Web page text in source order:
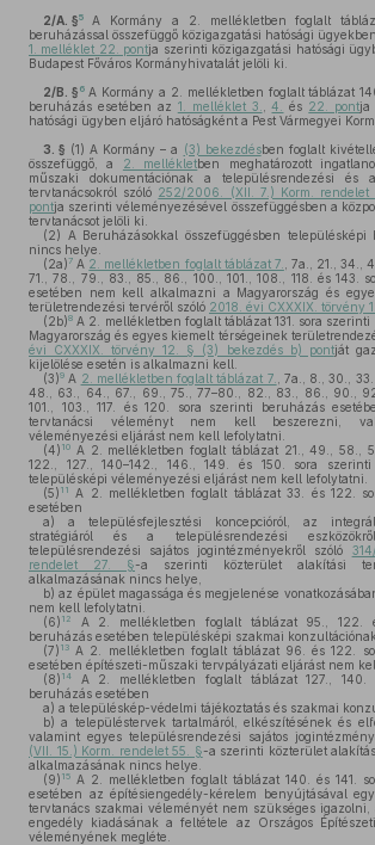
2/A. §5
A Kormány a 2. mellékletben foglalt
beruházással összefüggő közigazgatási hatósági
1. melléklet 22. pontja szerinti közigazgatási hatósági
Budapest Főváros Kormányhivatalát jelöli ki.
2/B. § 6 A Kormány a 2. mellékletben foglalt táblázat
beruházás esetében az 1. melléklet 3. ,4. és 22. pontja
hatósági ügyben eljáró hatóságként a Pest Vármegyei
3. § (1) A Kormány – a (3) bekezdésben foglalt
összefüggő, a 2. mellékletben meghatározott
műszaki dokumentációnak a településrendezési és
tervtanácsokról szóló 252/2006. (XII. 7.) Korm.
pontja szerinti véleményezésével összefüggésben a
tervtanácsot jelöli ki.
(2) A Beruházásokkal összefüggésben településképi
nincs helye.
(2a)7 A 2. mellékletben foglalt táblázat 7.
, 7a., 21., 34.,
71., 78., 79., 83., 85., 86., 100., 101., 108., 118. és 143.
esetében nem kell alkalmazni a Magyarország és
területrendezési tervéről szóló 2018. évi CXXXIX. törvény
(2b)8 A 2. mellékletben foglalt táblázat 131. sora
Magyarország és egyes kiemelt térségeinek
évi CXXXIX. törvény 12. § (3) bekezdés b) pontját
kijelölése esetén is alkalmazni kell.
(3)9 A 2. mellékletben foglalt táblázat 7.
, 7a., 8., 30.,
48., 63., 64., 67., 69., 75., 77–80., 82., 83., 86., 90.,
101., 103., 117. és 120. sora szerinti beruházás
tervtanácsi véleményt nem kell beszerezni,
véleményezési eljárást nem kell lefolytatni.
(4) 10 A 2. mellékletben foglalt táblázat 21., 49., 58.,
122., 127., 140–142., 146., 149. és 150. sora szerinti
településképi véleményezési eljárást nem kell lefolytatni.
(5) 11
A 2. mellékletben foglalt táblázat 33. és 122.
esetében
a) a településfejlesztési koncepcióról, az
stratégiáról és a településrendezési
településrendezési sajátos jogintézményekről szóló
rendelet 27. §-a szerinti közterület alakítási
alkalmazásának nincs helye,
b) az épület magassága és megjelenése
nem kell lefolytatni.
(6) 12
A 2. mellékletben foglalt táblázat 95., 122.
beruházás esetében településképi szakmai
(7) 13 A 2. mellékletben foglalt táblázat 96. és 122.
esetében építészeti-műszaki tervpályázati eljárást nem
(8) 14
A 2. mellékletben foglalt táblázat 127., 140.
beruházás esetében
a) a településkép-védelmi tájékoztatás és szakmai
b) a településtervek tartalmáról, elkészítésének és
valamint egyes településrendezési sajátos
(VII. 15.) Korm. rendelet 55. §-a szerinti közterület
alkalmazásának nincs helye.
(9) 15 A 2. mellékletben foglalt táblázat 140. és 141.
esetében az építésiengedély-kérelem benyújtásával
tervtanács szakmai véleményét nem szükséges
engedély kiadásának a feltétele az Országos
véleményének megléte.